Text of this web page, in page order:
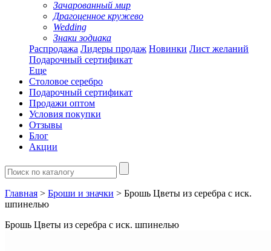
Зачарованный мир
Драгоценное кружево
Wedding
Знаки зодиака
Распродажа Лидеры продаж Новинки Лист желаний
Подарочный сертификат
Еще
Столовое серебро
Подарочный сертификат
Продажи оптом
Условия покупки
Отзывы
Блог
Акции
Главная > Броши и значки > Брошь Цветы из серебра с иск.
шпинелью
Брошь Цветы из серебра с иск. шпинелью